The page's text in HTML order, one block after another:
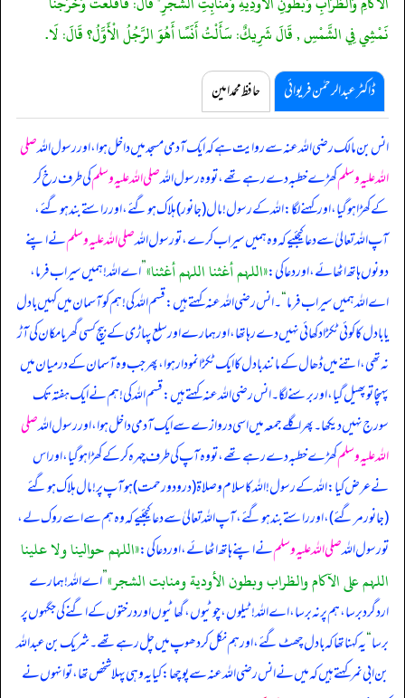
نَمْشِي فِي الشَّمْسِ , قَالَ شَرِيكٌ: سَأَلْتُ أَنَسًا أَهُوَ الرَّجُلُ الْأَوَّلُ؟ قَالَ: لَا.
ڈاکٹر عبدالرحمٰن فریوائی حافظ محمد امین
انس بن مالک رضی اللہ عنہ سے روایت ہے کہایک آدمی مسجد میں داخل ہوا، اور رسول اللہصلی
اللہ علیہ وسلمکھڑے خطبہ دے رہے تھے، تو وہ رسول اللہصلی اللہ علیہ وسلمکی طرف رخ کر
کے کھڑا ہو گیا، اور کہنے لگا: اللہ کے رسول! مال (جانور) ہلاک ہو گئے، اور راستے بند ہو گئے،
آپ اللہ تعالیٰ سے دعا کیجئیے کہ وہ ہمیں سیراب کرے، تو رسول اللہصلی اللہ علیہ وسلمنے اپنے
دونوں ہاتھ اٹھائے، اور دعا کی:«اللہم أغثنا اللہم أغثنا»”اے اللہ! ہمیں سیراب فرما،
اے اللہ ہمیں سیراب فرما“۔ انس رضی اللہ عنہ کہتے ہیں: قسم اللہ کی! ہم کو آسمان میں کہیں بادل
یا بادل کا کوئی ٹکڑا دکھائی نہیں دے رہا تھا، اور ہمارے اور سلع پہاڑی کے بیچ کسی گھر یا مکان کی آڑ
نہ تھی، اتنے میں ڈھال کے مانند بادل کا ایک ٹکڑا نمودار ہوا، پھر جب وہ آسمان کے درمیان میں
پہنچا تو پھیل گیا، اور برسنے لگا۔ انس رضی اللہ عنہ کہتے ہیں: قسم اللہ کی! ہم نے ایک ہفتہ تک
سورج نہیں دیکھا۔ پھر اگلے جمعہ میں اسی دروازے سے ایک آدمی داخل ہوا، اور رسول اللہصلی
اللہ علیہ وسلمکھڑے خطبہ دے رہے تھے، تو وہ آپ کی طرف چہرہ کر کے کھڑا ہو گیا، اور اس
نے عرض کیا: اللہ کے رسول! اللہ کا سلام و صلاۃ (درود و رحمت) ہو آپ پر! مال ہلاک ہو گئے
(جانور مر گئے)، اور راستے بند ہو گئے، آپ اللہ تعالیٰ سے دعا کیجئیے کہ وہ ہم سے اسے روک لے،
تو رسول اللہصلی اللہ علیہ وسلمنے اپنے ہاتھ اٹھائے، اور دعا کی:«اللہم حوالينا ولا علينا
اللہم على الآكام والظراب وبطون الأودية ومنابت الشجر»”اے اللہ! ہمارے
اردگرد برسا، ہم پر نہ برسا، اے اللہ! ٹیلوں، چوٹیوں، گھاٹیوں اور درختوں کے اگنے کی جگہوں پر
برسا“یہ کہنا تھا کہ بادل چھٹ گئے، اور ہم نکل کر دھوپ میں چل رہے تھے۔ شریک بن عبداللہ
بن ابی نمر کہتے ہیں کہ میں نے انس رضی اللہ عنہ سے پوچھا: کیا یہ وہی پہلا شخص تھا، تو انہوں نے